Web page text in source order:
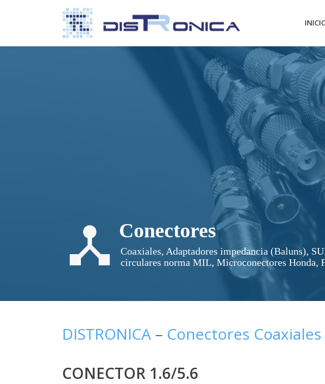
Conectores
Coaxiales, Adaptadores impedancia (Baluns),
circulares norma MIL, Microconectores Honda,
DISTRONICA – Conectores Coaxiales
CONECTOR 1.6/5.6